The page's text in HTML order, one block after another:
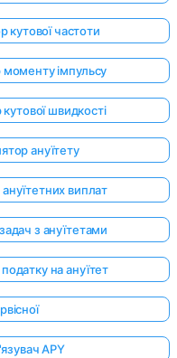
кутової частоти
імпульсу
швидкості
ануїтету
виплат
з ануїтетами
на ануїтет
APY